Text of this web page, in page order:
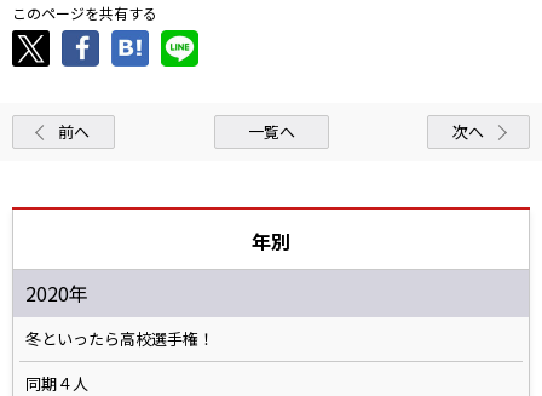
このページを共有する
前へ 一覧へ 次へ
年別
2020年
冬といったら高校選手権！
同期４人